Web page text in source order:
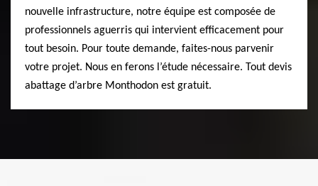
nouvelle infrastructure, notre équipe est composée de
professionnels aguerris qui intervient efficacement pour
tout besoin. Pour toute demande, faites-nous parvenir
votre projet. Nous en ferons l’étude nécessaire. Tout devis
abattage d’arbre Monthodon est gratuit.